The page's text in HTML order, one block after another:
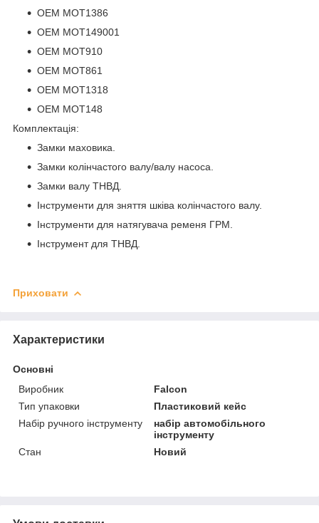
OEM MOT1386
OEM MOT149001
OEM MOT910
OEM MOT861
OEM MOT1318
OEM MOT148
Комплектація:
Замки маховика.
Замки колінчастого валу/валу насоса.
Замки валу ТНВД.
Інструменти для зняття шківа колінчастого валу.
Інструменти для натягувача ременя ГРМ.
Інструмент для ТНВД.
Приховати
Характеристики
Основні
Виробник
Falcon
Тип упаковки
Пластиковий кейс
Набір ручного інструменту
набір автомобільного
інструменту
Стан
Новий